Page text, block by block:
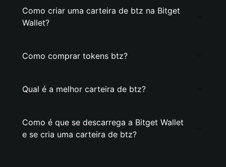
Como criar uma carteira de btz na Bitget
Wallet?
Como comprar tokens btz?
Qual é a melhor carteira de btz?
Como é que se descarrega a Bitget Wallet
e se cria uma carteira de btz?